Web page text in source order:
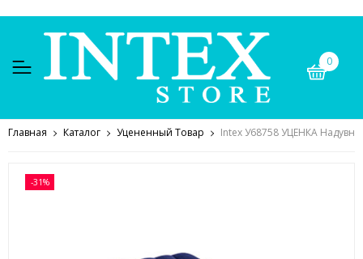
0
Главная Каталог Уцененный Товар Intex У68758 УЦЕНКА
-31%